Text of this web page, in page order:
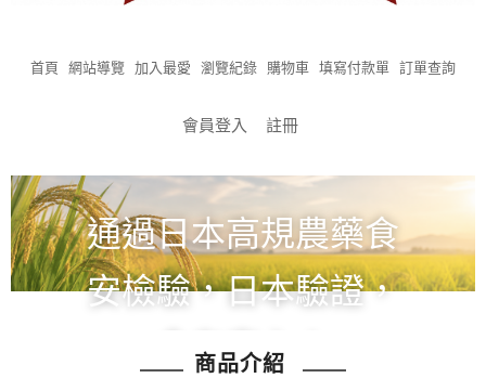
首頁 網站導覽 加入最愛 瀏覽紀錄 購物車 填寫付款單 訂單查詢
會員登入 註冊
通過日本高規農藥食
安檢驗，日本驗證，
食在安心！
商品介紹